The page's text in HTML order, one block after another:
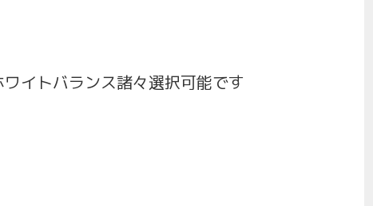
イトバランス諸々選択可能です